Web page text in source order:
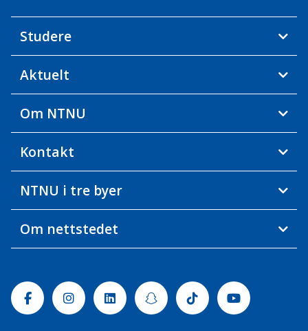
Studere
Aktuelt
Om NTNU
Kontakt
NTNU i tre byer
Om nettstedet
FacebookInstagramLinkedinSnapchatTiktok Youtube